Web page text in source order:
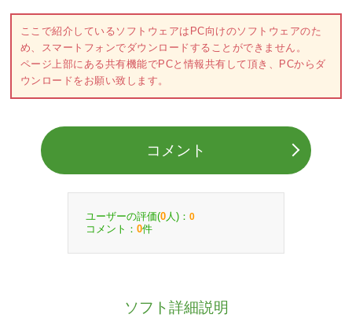
ここで紹介しているソフトウェアはPC向けのソフトウェアのた
め、スマートフォンでダウンロードすることができません。
ページ上部にある共有機能でPCと情報共有して頂き、PCからダ
ウンロードをお願い致します。
コメント
ユーザーの評価(0 人)： 0
コメント： 0件
ソフト詳細説明